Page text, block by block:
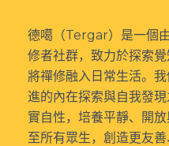
德噶（Tergar）是一個
修者社群，致力於探索
將禪修融入日常生活。
進的內在探索與自我發
實自性，培養平靜、開
至所有眾生，創造更友善